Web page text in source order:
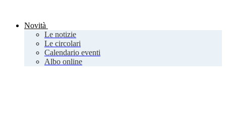
Novità
Le notizie
Le circolari
Calendario eventi
Albo online